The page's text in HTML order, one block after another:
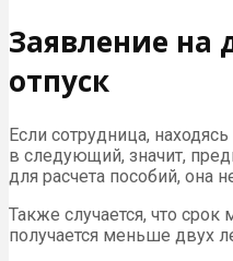
Заявление на
отпуск
Если сотрудница,
в следующий, значит,
для расчета пособий, она
Также случается, что
получается меньше двух